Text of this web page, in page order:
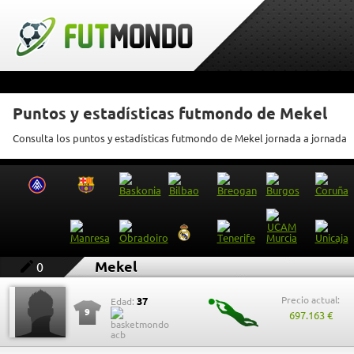
Puntos y estadísticas futmondo de Mekel
Consulta los puntos y estadísticas futmondo de Mekel jornada a jornada
0 Mekel
9
Edad: 37 Precio actual:
697.163 €